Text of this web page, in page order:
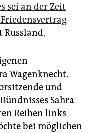
sei an der Zeit
Russland.
Wagenknecht.
und
Sahra
Reihen links
bei möglichen